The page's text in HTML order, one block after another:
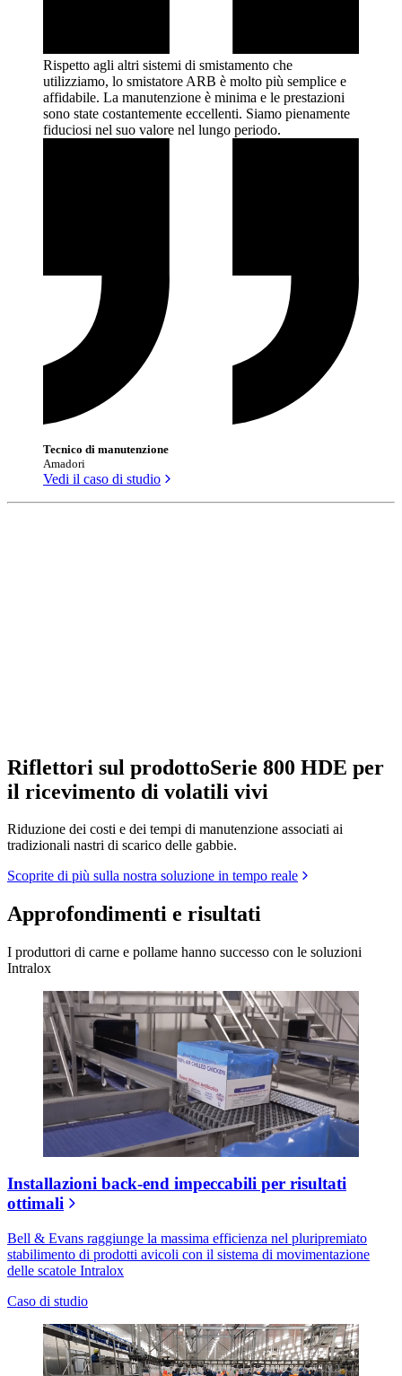
Rispetto agli altri sistemi di smistamento che
utilizziamo, lo smistatore ARB è molto più semplice e
affidabile. La manutenzione è minima e le prestazioni
sono state costantemente eccellenti. Siamo pienamente
fiduciosi nel suo valore nel lungo periodo.
Tecnico di manutenzione
Amadori
Vedi il caso di studio
Riflettori sul prodottoSerie 800 HDE per
il ricevimento di volatili vivi
Riduzione dei costi e dei tempi di manutenzione associati ai
tradizionali nastri di scarico delle gabbie.
Scoprite di più sulla nostra soluzione in tempo reale
Approfondimenti e risultati
I produttori di carne e pollame hanno successo con le soluzioni
Intralox
Installazioni back-end impeccabili per risultati
ottimali
Bell & Evans raggiunge la massima efficienza nel pluripremiato
stabilimento di prodotti avicoli con il sistema di movimentazione
delle scatole Intralox
Caso di studio